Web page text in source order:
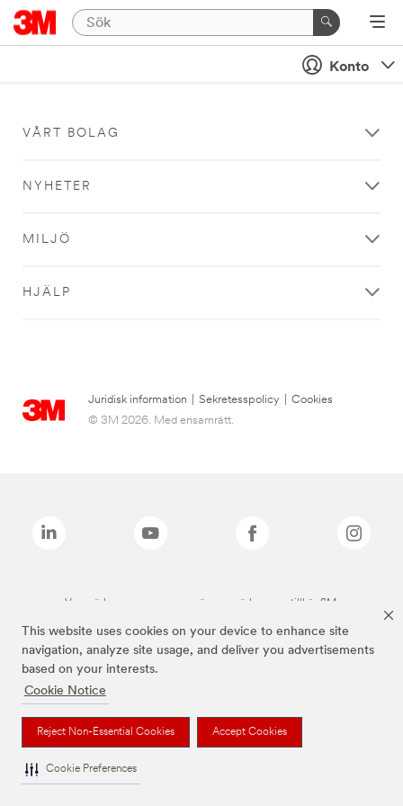
This website uses cookies on your device to enhance site
navigation, analyze site usage, and deliver you advertisements
based on your interests.
Cookie Notice
Reject Non-Essential Cookies Accept Cookies
Cookie Preferences
Konto
VÅRT BOLAG
NYHETER
MILJÖ
HJÄLP
Juridisk information Sekretesspolicy
Cookies
© 3M 2026. Med ensamrätt.
Varumärken som anges ovan är varumärken som tillhör 3M.